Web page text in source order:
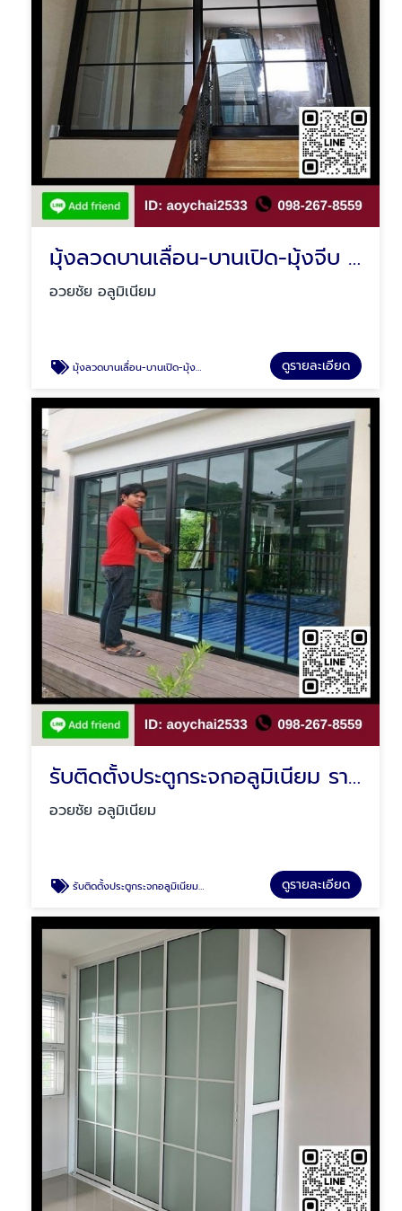
มุ้งลวดบานเลื่อน-บานเปิด-มุ้งจีบ มีนบุรี
อวยชัย อลูมิเนียม
มุ้งลวดบานเลื่อน-บานเปิด-มุ้งจีบ มีนบุรี ดูรายละเอียด
รับติดตั้งประตูกระจกอลูมิเนียม รามอินทรา
อวยชัย อลูมิเนียม
รับติดตั้งประตูกระจกอลูมิเนียม รามอินทรา ดูรายละเอียด